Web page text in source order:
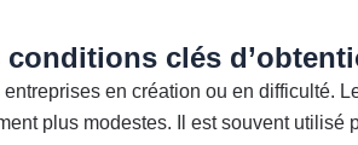
clés
en création ou en difficulté.
plus modestes. Il est souvent utilisé